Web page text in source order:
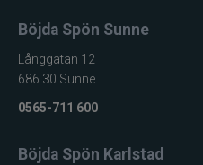
Böjda Spön Sunne
Långgatan 12
686 30 Sunne
0565-711 600
Böjda Spön Karlstad